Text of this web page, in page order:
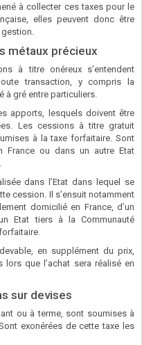
à collecter ces taxes pour le
elles peuvent donc être
métaux précieux
à titre onéreux s’entendent
transaction, y compris la
à gré entre particuliers.
apports, lesquels doivent être
Les cessions à titre gratuit
à la taxe forfaitaire. Sont
France ou dans un autre Etat
dans l’Etat dans lequel se
cession. Il s’ensuit notamment
domicilié en France, d’un
Etat tiers à la Communauté
en supplément du prix,
lors que l’achat sera réalisé en
sur devises
ou à terme, sont soumises à
exonérées de cette taxe les